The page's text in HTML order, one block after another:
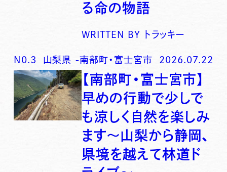
る命の物語
WRITTEN BY トラッキー
N0. 3 山梨県 -南部町・富士宮市 2026.07.22
【南部町・富士宮市】
早めの行動で少しで
も涼しく自然を楽しみ
ます〜山梨から静岡、
県境を越えて林道ド